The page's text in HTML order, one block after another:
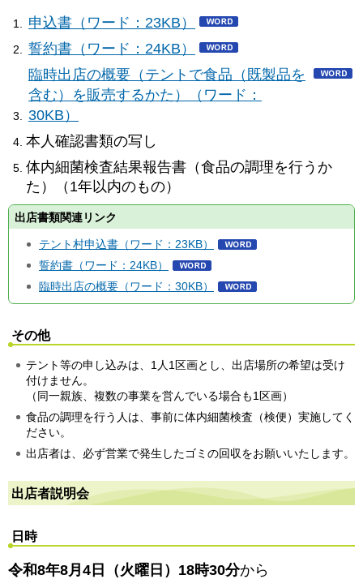
申込書（ワード：23KB）
誓約書（ワード：24KB）
臨時出店の概要（テントで食品（既製品を
含む）を販売するかた）（ワード：
30KB）
本人確認書類の写し
体内細菌検査結果報告書（食品の調理を行うか
た）（1年以内のもの）
出店書類関連リンク
テント村申込書（ワード：23KB）
誓約書（ワード：24KB）
臨時出店の概要（ワード：30KB）
その他
テント等の申し込みは、1人1区画とし、出店場所の希望は受け
付けません。
（同一親族、複数の事業を営んでいる場合も1区画）
食品の調理を行う人は、事前に体内細菌検査（検便）実施してく
ださい。
出店者は、必ず営業で発生したゴミの回収をお願いいたします。
出店者説明会
日時
令和8年8月4日（火曜日）18時30分から